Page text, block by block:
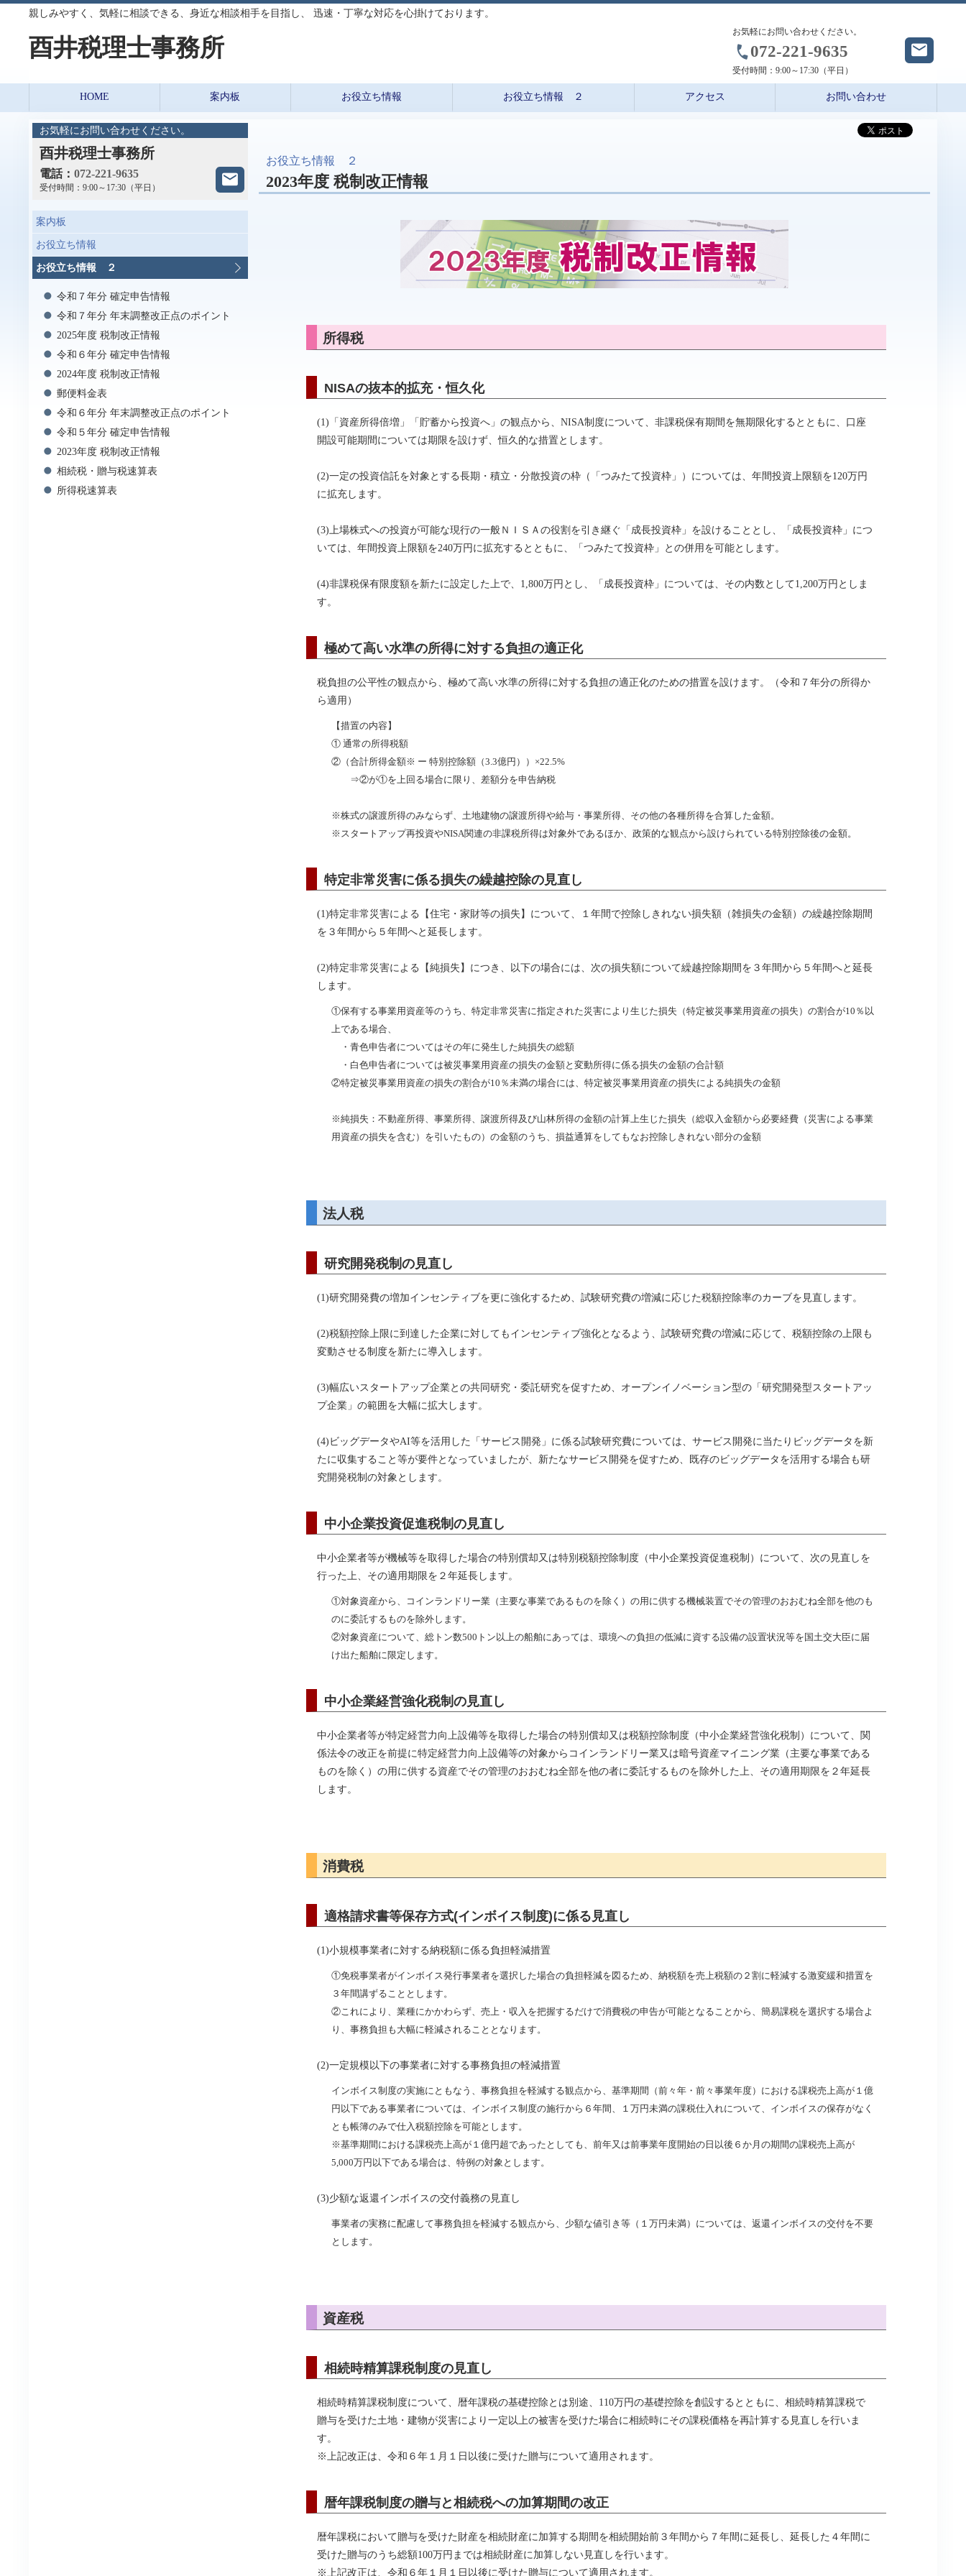
親しみやすく、気軽に相談できる、身近な相談相手を目指し、 迅速・丁寧な対応を心掛けております。
酉井税理士事務所
お気軽にお問い合わせください。
072-221-9635
受付時間： 9:00～17:30（平日）
HOME 案内板 お役立ち情報 お役立ち情報 ２ アクセス お問い合わせ
お役立ち情報 ２
2023年度 税制改正情報
所得税
NISAの抜本的拡充・恒久化
(1)「資産所得倍増」「貯蓄から投資へ」の観点から、NISA制度について、非課税保有期間を無期限化するとともに、口座
開設可能期間については期限を設けず、恒久的な措置とします。
(2)一定の投資信託を対象とする長期・積立・分散投資の枠（「つみたて投資枠」）については、年間投資上限額を120万円
に拡充します。
(3)上場株式への投資が可能な現行の一般ＮＩＳＡの役割を引き継ぐ「成長投資枠」を設けることとし、「成長投資枠」につ
いては、年間投資上限額を240万円に拡充するとともに、「つみたて投資枠」との併用を可能とします。
(4)非課税保有限度額を新たに設定した上で、1,800万円とし、「成長投資枠」については、その内数として1,200万円としま
す。
極めて高い水準の所得に対する負担の適正化
税負担の公平性の観点から、極めて高い水準の所得に対する負担の適正化のための措置を設けます。（令和７年分の所得か
ら適用）
【措置の内容】
① 通常の所得税額
②（合計所得金額※ ー 特別控除額（3.3億円））×22.5%
⇒②が①を上回る場合に限り、差額分を申告納税
※株式の譲渡所得のみならず、土地建物の譲渡所得や給与・事業所得、その他の各種所得を合算した金額。
※スタートアップ再投資やNISA関連の非課税所得は対象外であるほか、政策的な観点から設けられている特別控除後の金額。
特定非常災害に係る損失の繰越控除の見直し
(1)特定非常災害による【住宅・家財等の損失】について、１年間で控除しきれない損失額（雑損失の金額）の繰越控除期間
を３年間から５年間へと延長します。
(2)特定非常災害による【純損失】につき、以下の場合には、次の損失額について繰越控除期間を３年間から５年間へと延長
します。
①保有する事業用資産等のうち、特定非常災害に指定された災害により生じた損失（特定被災事業用資産の損失）の割合が10％以
上である場合、
・青色申告者についてはその年に発生した純損失の総額
・白色申告者については被災事業用資産の損失の金額と変動所得に係る損失の金額の合計額
②特定被災事業用資産の損失の割合が10％未満の場合には、特定被災事業用資産の損失による純損失の金額
※純損失：不動産所得、事業所得、譲渡所得及び山林所得の金額の計算上生じた損失（総収入金額から必要経費（災害による事業
用資産の損失を含む）を引いたもの）の金額のうち、損益通算をしてもなお控除しきれない部分の金額
法人税
研究開発税制の見直し
(1)研究開発費の増加インセンティブを更に強化するため、試験研究費の増減に応じた税額控除率のカーブを見直します。
(2)税額控除上限に到達した企業に対してもインセンティブ強化となるよう、試験研究費の増減に応じて、税額控除の上限も
変動させる制度を新たに導入します。
(3)幅広いスタートアップ企業との共同研究・委託研究を促すため、オープンイノベーション型の「研究開発型スタートアッ
プ企業」の範囲を大幅に拡大します。
(4)ビッグデータやAI等を活用した「サービス開発」に係る試験研究費については、サービス開発に当たりビッグデータを新
たに収集すること等が要件となっていましたが、新たなサービス開発を促すため、既存のビッグデータを活用する場合も研
究開発税制の対象とします。
中小企業投資促進税制の見直し
中小企業者等が機械等を取得した場合の特別償却又は特別税額控除制度（中小企業投資促進税制）について、次の見直しを
行った上、その適用期限を２年延長します。
①対象資産から、コインランドリー業（主要な事業であるものを除く）の用に供する機械装置でその管理のおおむね全部を他のも
のに委託するものを除外します。
②対象資産について、総トン数500トン以上の船舶にあっては、環境への負担の低減に資する設備の設置状況等を国土交大臣に届
け出た船舶に限定します。
中小企業経営強化税制の見直し
中小企業者等が特定経営力向上設備等を取得した場合の特別償却又は税額控除制度（中小企業経営強化税制）について、関
係法令の改正を前提に特定経営力向上設備等の対象からコインランドリー業又は暗号資産マイニング業（主要な事業である
ものを除く）の用に供する資産でその管理のおおむね全部を他の者に委託するものを除外した上、その適用期限を２年延長
します。
消費税
適格請求書等保存方式(インボイス制度)に係る見直し
(1)小規模事業者に対する納税額に係る負担軽減措置
①免税事業者がインボイス発行事業者を選択した場合の負担軽減を図るため、納税額を売上税額の２割に軽減する激変緩和措置を
３年間講ずることとします。
②これにより、業種にかかわらず、売上・収入を把握するだけで消費税の申告が可能となることから、簡易課税を選択する場合よ
り、事務負担も大幅に軽減されることとなります。
(2)一定規模以下の事業者に対する事務負担の軽減措置
インボイス制度の実施にともなう、事務負担を軽減する観点から、基準期間（前々年・前々事業年度）における課税売上高が１億
円以下である事業者については、インボイス制度の施行から６年間、１万円未満の課税仕入れについて、インボイスの保存がなく
とも帳簿のみで仕入税額控除を可能とします。
※基準期間における課税売上高が１億円超であったとしても、前年又は前事業年度開始の日以後６か月の期間の課税売上高が
5,000万円以下である場合は、特例の対象とします。
(3)少額な返還インボイスの交付義務の見直し
事業者の実務に配慮して事務負担を軽減する観点から、少額な値引き等（１万円未満）については、返還インボイスの交付を不要
とします。
資産税
相続時精算課税制度の見直し
相続時精算課税制度について、暦年課税の基礎控除とは別途、110万円の基礎控除を創設するとともに、相続時精算課税で
贈与を受けた土地・建物が災害により一定以上の被害を受けた場合に相続時にその課税価格を再計算する見直しを行いま
す。
※上記改正は、令和６年１月１日以後に受けた贈与について適用されます。
暦年課税制度の贈与と相続税への加算期間の改正
暦年課税において贈与を受けた財産を相続財産に加算する期間を相続開始前３年間から７年間に延長し、延長した４年間に
受けた贈与のうち総額100万円までは相続財産に加算しない見直しを行います。
※上記改正は、令和６年１月１日以後に受けた贈与について適用されます。
お気軽にお問い合わせください。
酉井税理士事務所
電話： 072-221-9635
受付時間： 9:00～17:30（平日）
案内板
お役立ち情報
お役立ち情報 ２
令和７年分 確定申告情報
令和７年分 年末調整改正点のポイント
2025年度 税制改正情報
令和６年分 確定申告情報
2024年度 税制改正情報
郵便料金表
令和６年分 年末調整改正点のポイント
令和５年分 確定申告情報
2023年度 税制改正情報
相続税・贈与税速算表
所得税速算表